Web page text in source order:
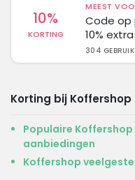
10%
KORTING
MEEST
Code op
10%
304
Korting bij Koffershop
Populaire
aanbiedingen
Koffershop